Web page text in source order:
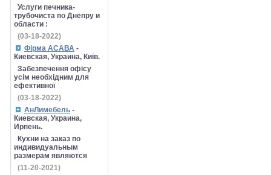
Услуги печника-
трубочиста по Днепру и
области :
(03-18-2022)
Фірма АСАВА -
Киевская, Украина, Київ.
Забезпечення офісу
усім необхідним для
ефективної
(03-18-2022)
АнЛимебель -
Киевская, Украина,
Ирпень.
Кухни на заказ по
индивидуальным
размерам являются
(11-20-2021)